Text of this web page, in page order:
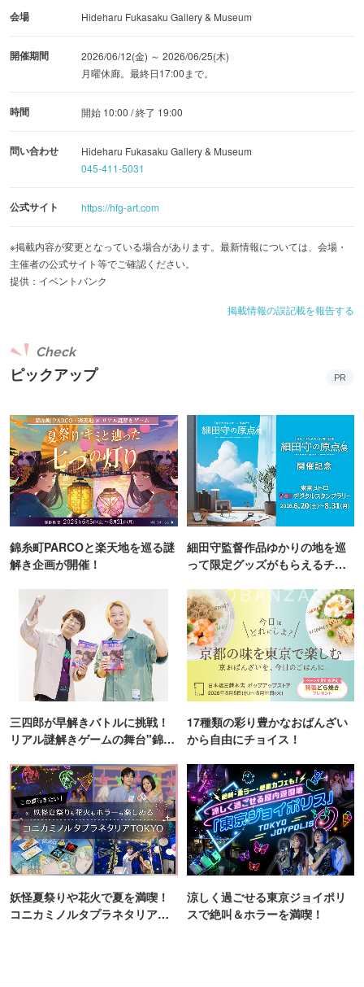
会場 Hideharu Fukasaku Gallery & Museum
開催期間
2026/06/12(金) ～ 2026/06/25(木)
月曜休廊。最終日17:00まで。
時間 開始 10:00 / 終了 19:00
問い合わせ
Hideharu Fukasaku Gallery & Museum
045-411-5031
公式サイト https://hfg-art.com
※掲載内容が変更となっている場合があります。最新情報については、会場・
主催者の公式サイト等でご確認ください。
提供：イベントバンク
掲載情報の誤記載を報告する
ピックアップ
Check
PR
錦糸町PARCOと楽天地を巡る謎
解き企画が開催！
細田守監督作品ゆかりの地を巡
って限定グッズがもらえるチャ
三四郎が早解きバトルに挑戦！
リアル謎解きゲームの舞台"錦糸
17種類の彩り豊かなおばんざい
から自由にチョイス！
妖怪夏祭りや花火で夏を満喫！
コニカミノルタプラネタリア
涼しく過ごせる東京ジョイポリ
スで絶叫＆ホラーを満喫！